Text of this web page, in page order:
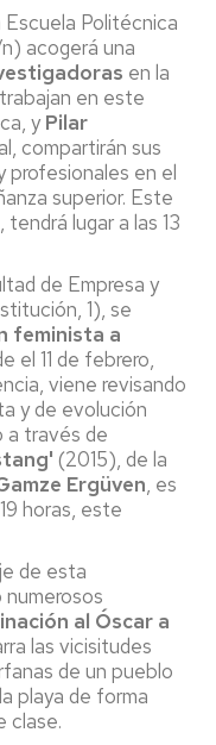
Politécnica
acogerá una
en la
en este
y Pilar
compartirán sus
profesionales en el
superior. Este
lugar a las 13
de Empresa y
1), se
feminista a
el 11 de febrero,
viene revisando
y de evolución
a través de
(2015), de la
Ergüven, es
horas, este
de esta
al Óscar a
las vicisitudes
de un pueblo
playa de forma
clase.